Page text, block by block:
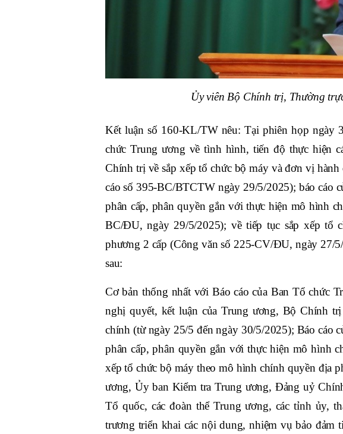
Ủy viên Bộ Chính trị, Thường
Kết luận số 160-KL/TW nêu: Tại phiên họp ngày
chức Trung ương về tình hình, tiến độ thực hiện
Chính trị về sắp xếp tổ chức bộ máy và đơn vị
cáo số 395-BC/BTCTW ngày 29/5/2025); báo cáo
phân cấp, phân quyền gắn với thực hiện mô hình
BC/ĐU, ngày 29/5/2025); về tiếp tục sắp xếp tổ
phương 2 cấp (Công văn số 225-CV/ĐU, ngày 27/
sau:
Cơ bản thống nhất với Báo cáo của Ban Tổ chức
nghị quyết, kết luận của Trung ương, Bộ Chính
chính (từ ngày 25/5 đến ngày 30/5/2025); Báo cáo
phân cấp, phân quyền gắn với thực hiện mô hình
xếp tổ chức bộ máy theo mô hình chính quyền địa
ương, Ủy ban Kiểm tra Trung ương, Đảng uỷ
Tổ quốc, các đoàn thể Trung ương, các tỉnh ủy,
trương triển khai các nội dung, nhiệm vụ bảo đảm